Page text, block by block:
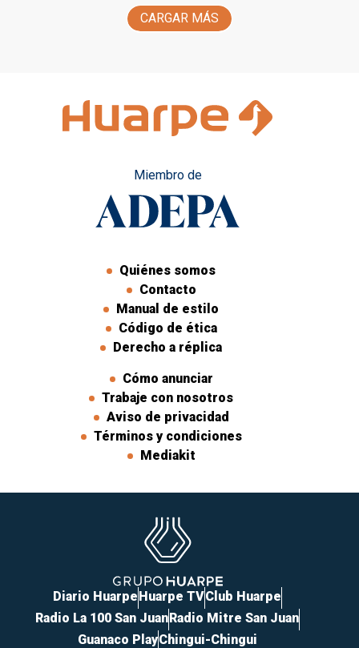
CARGAR MÁS
Miembro de
Quiénes somos
Contacto
Manual de estilo
Código de ética
Derecho a réplica
Cómo anunciar
Trabaje con nosotros
Aviso de privacidad
Términos y condiciones
Mediakit
Diario HuarpeHuarpe TVClub Huarpe
Radio La 100 San JuanRadio Mitre San Juan
Guanaco PlayChingui-Chingui